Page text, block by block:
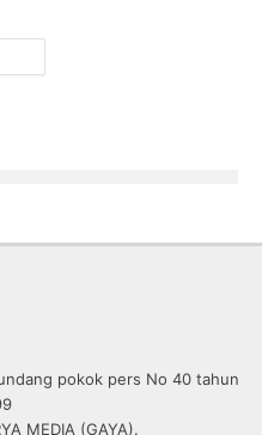
pokok pers No 40 tahun
MEDIA (GAYA).